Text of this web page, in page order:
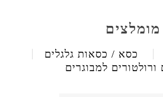
מומלצים
כסא / כסאות גלגלים
ורולטורים למבוגרים